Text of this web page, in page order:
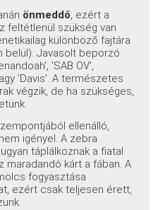
önmeddő, ezért a
feltétlenül szükség van
különböző fajtára
belül). Javasolt beporzó
'SAB OV',
'Davis'. A természetes
végzik, de ha szükséges,
ellenálló,
igényel. A zebra
táplálkoznak a fiatal
maradandó kárt a fában. A
fogyasztása
ezért csak teljesen érett,